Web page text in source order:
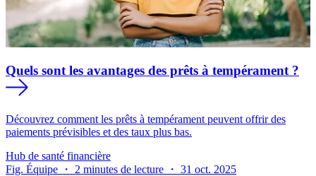
Quels sont les avantages des prêts à tempérament ?
Découvrez comment les prêts à tempérament peuvent offrir des
paiements prévisibles et des taux plus bas.
Hub de santé financière
Fig. Équipe ・ 2 minutes de lecture ・ 31 oct. 2025